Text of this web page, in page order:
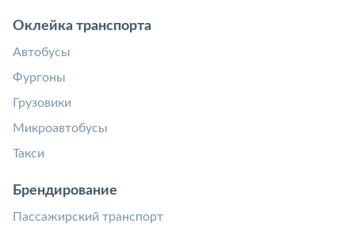
Оклейка транспорта
Автобусы
Фургоны
Грузовики
Микроавтобусы
Такси
Брендирование
Пассажирский транспорт